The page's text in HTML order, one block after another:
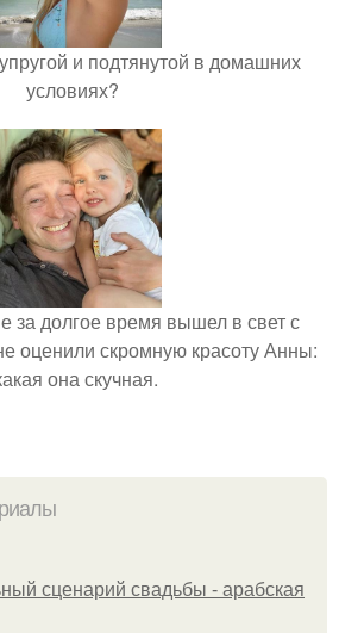
и подтянутой в домашних
условиях?
за долгое время вышел в свет с
оценили скромную красоту Анны:
она скучная.
сценарий свадьбы - арабская